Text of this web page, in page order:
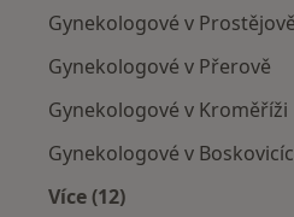
Gynekologové v Prostějově
Gynekologové v Přerově
Gynekologové v Kroměříži
Gynekologové v
Více (12)